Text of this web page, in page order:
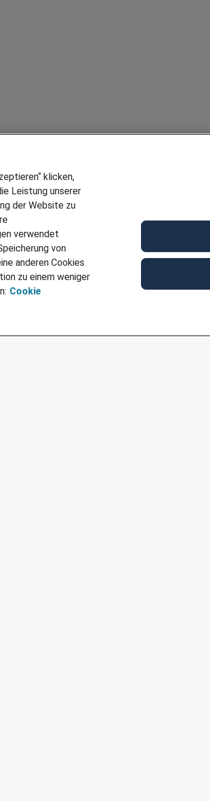
klicken,
Leistung unserer
der Website zu
verwendet
von
anderen Cookies
zu einem weniger
Cookie